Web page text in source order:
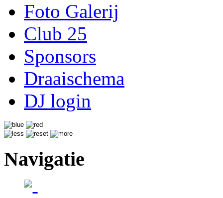
Foto Galerij
Club 25
Sponsors
Draaischema
DJ login
Navigatie